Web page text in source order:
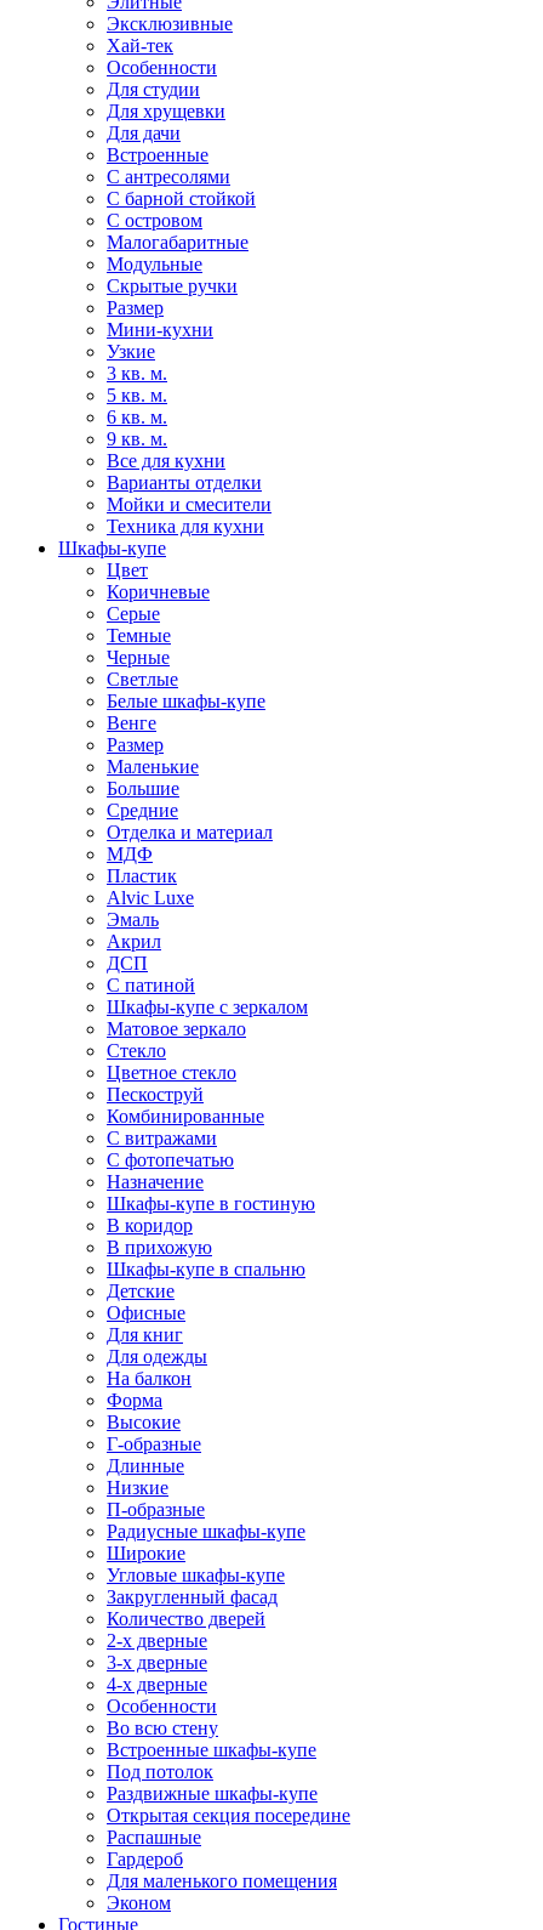
Эксклюзивные
Хай-тек
Особенности
Для студии
Для хрущевки
Для дачи
Встроенные
С антресолями
С барной стойкой
С островом
Малогабаритные
Модульные
Скрытые ручки
Размер
Мини-кухни
Узкие
3 кв. м.
5 кв. м.
6 кв. м.
9 кв. м.
Все для кухни
Варианты отделки
Мойки и смесители
Техника для кухни
Шкафы-купе
Цвет
Коричневые
Серые
Темные
Черные
Светлые
Белые шкафы-купе
Венге
Размер
Маленькие
Большие
Средние
Отделка и материал
МДФ
Пластик
Alvic Luxe
Эмаль
Акрил
ДСП
С патиной
Шкафы-купе с зеркалом
Матовое зеркало
Стекло
Цветное стекло
Пескоструй
Комбинированные
С витражами
С фотопечатью
Назначение
Шкафы-купе в гостиную
В коридор
В прихожую
Шкафы-купе в спальню
Детские
Офисные
Для книг
Для одежды
На балкон
Форма
Высокие
Г-образные
Длинные
Низкие
П-образные
Радиусные шкафы-купе
Широкие
Угловые шкафы-купе
Закругленный фасад
Количество дверей
2-х дверные
3-х дверные
4-х дверные
Особенности
Во всю стену
Встроенные шкафы-купе
Под потолок
Раздвижные шкафы-купе
Открытая секция посередине
Распашные
Гардероб
Для маленького помещения
Эконом
Гостиные